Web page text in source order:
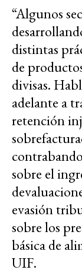
“Algunos
distintas
de
divisas.
adelante a
retención
sobre el
evasión
sobre los
básica de
UIF.